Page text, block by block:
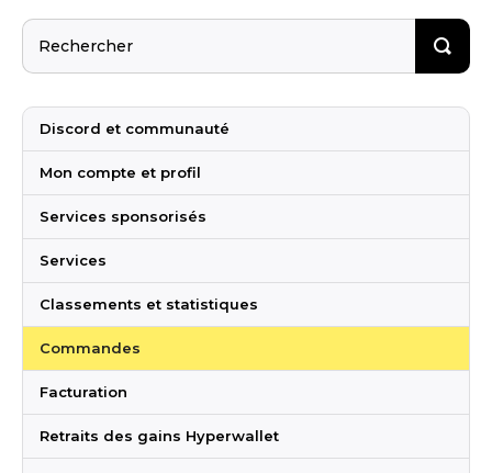
Discord et communauté
Mon compte et profil
Services sponsorisés
Services
Classements et statistiques
Commandes
Facturation
Retraits des gains Hyperwallet